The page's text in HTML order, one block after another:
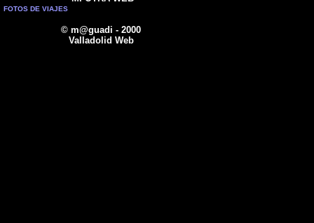
FOTOS DE VIAJES
© m@guadi - 2000
Valladolid Web